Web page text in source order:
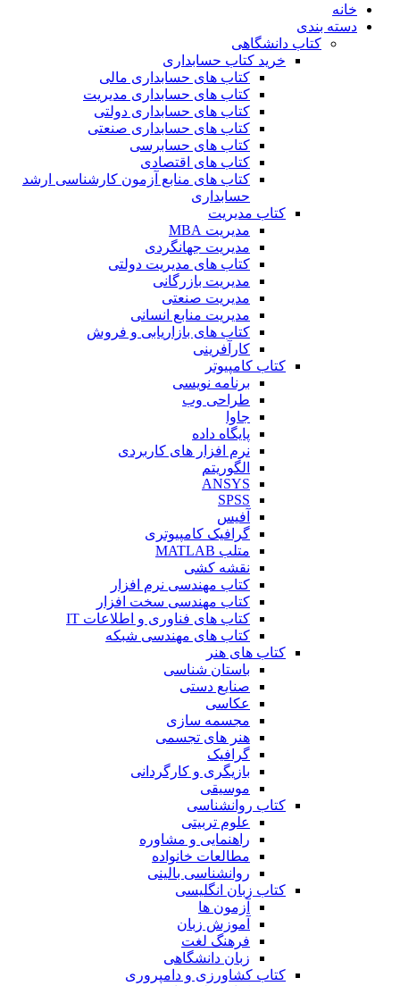
خانه
دسته بندی
کتاب دانشگاهی
خرید کتاب حسابداری
کتاب های حسابداری مالی
کتاب های حسابداری مدیریت
کتاب های حسابداری دولتی
کتاب های حسابداری صنعتی
کتاب های حسابرسی
کتاب های اقتصادی
کتاب های منابع آزمون کارشناسی ارشد
حسابداری
کتاب مدیریت
مدیریت MBA
مدیریت جهانگردی
کتاب های مدیریت دولتی
مدیریت بازرگانی
مدیریت صنعتی
مدیریت منابع انسانی
کتاب های بازاریابی و فروش
کارآفرینی
کتاب کامپیوتر
برنامه نویسی
طراحی وب
جاوا
پایگاه داده
نرم افزار های کاربردی
الگوریتم
ANSYS
SPSS
آفیس
گرافیک کامپیوتری
متلب MATLAB
نقشه کشی
کتاب مهندسی نرم افزار
کتاب مهندسی سخت افزار
کتاب های فناوری و اطلاعات IT
کتاب های مهندسی شبکه
کتاب های هنر
باستان شناسی
صنایع دستی
عکاسی
مجسمه سازی
هنر های تجسمی
گرافیک
بازیگری و کارگردانی
موسیقی
کتاب روانشناسی
علوم تربیتی
راهنمایی و مشاوره
مطالعات خانواده
روانشناسی بالینی
کتاب زبان انگلیسی
آزمون ها
آموزش زبان
فرهنگ لغت
زبان دانشگاهی
کتاب کشاورزی و دامپروری